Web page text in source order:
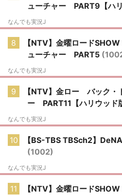
ューチャー PART9【ハ
なんでも実況J
8
【NTV】金曜ロード
ューチャー PART5
なんでも実況J
9
【NTV】金ロー バック・
ー PART11【ハリウッド
なんでも実況J
10
【BS-TBS TBSch2】
(1002)
なんでも実況J
11
【NTV】金曜ロード